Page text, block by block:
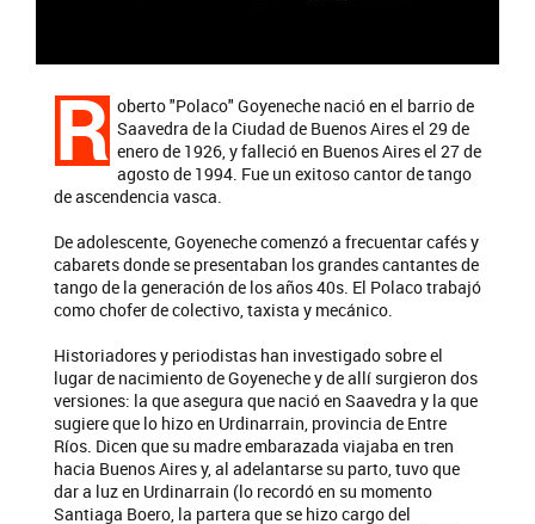
R oberto "Polaco" Goyeneche nació en el barrio de
Saavedra de la Ciudad de Buenos Aires el 29 de
enero de 1926, y falleció en Buenos Aires el 27 de
agosto de 1994. Fue un exitoso cantor de tango
de ascendencia vasca.
De adolescente, Goyeneche comenzó a frecuentar cafés y
cabarets donde se presentaban los grandes cantantes de
tango de la generación de los años 40s. El Polaco trabajó
como chofer de colectivo, taxista y mecánico.
Historiadores y periodistas han investigado sobre el
lugar de nacimiento de Goyeneche y de allí surgieron dos
versiones: la que asegura que nació en Saavedra y la que
sugiere que lo hizo en Urdinarrain, provincia de Entre
Ríos. Dicen que su madre embarazada viajaba en tren
hacia Buenos Aires y, al adelantarse su parto, tuvo que
dar a luz en Urdinarrain (lo recordó en su momento
Santiaga Boero, la partera que se hizo cargo del